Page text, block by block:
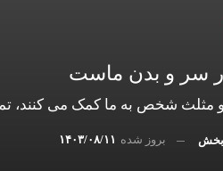
سر و بدن ماست
مثلث شخص به ما کمک می کنند،
بروز شده ۱۴۰۳/۰۸/۱۱